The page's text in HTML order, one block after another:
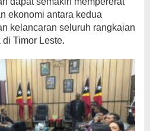
ekonomi antara kedua
kelancaran seluruh rangkaian
Timor Leste.